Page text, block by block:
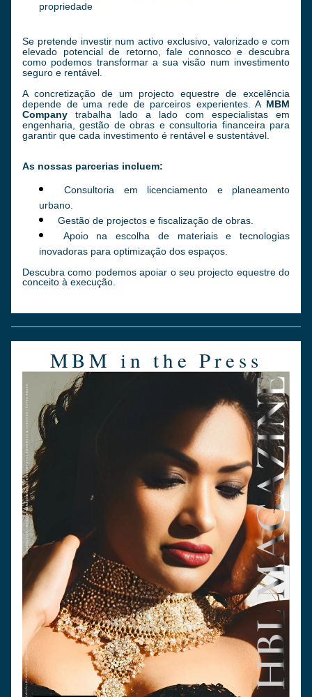
propriedade
Se pretende investir num activo exclusivo, valorizado e com
elevado potencial de retorno, fale connosco e descubra
como podemos transformar a sua visão num investimento
seguro e rentável.
A concretização de um projecto equestre de excelência
depende de uma rede de parceiros experientes. A MBM
Company trabalha lado a lado com especialistas em
engenharia, gestão de obras e consultoria financeira para
garantir que cada investimento é rentável e sustentável.
As nossas parcerias incluem:
Consultoria em licenciamento e planeamento
urbano.
Gestão de projectos e fiscalização de obras.
Apoio na escolha de materiais e tecnologias
inovadoras para optimização dos espaços.
Descubra como podemos apoiar o seu projecto equestre do
conceito à execução.
MBM in the Press